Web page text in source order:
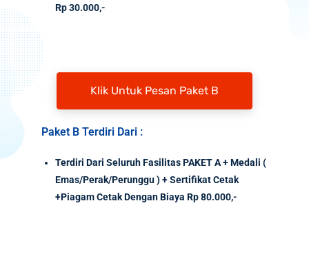
Rp 30.000,-
Klik Untuk Pesan Paket B
Paket B Terdiri Dari :
Terdiri Dari Seluruh Fasilitas PAKET A + Medali (
Emas/Perak/Perunggu ) + Sertifikat Cetak
+Piagam Cetak Dengan Biaya Rp 80.000,-